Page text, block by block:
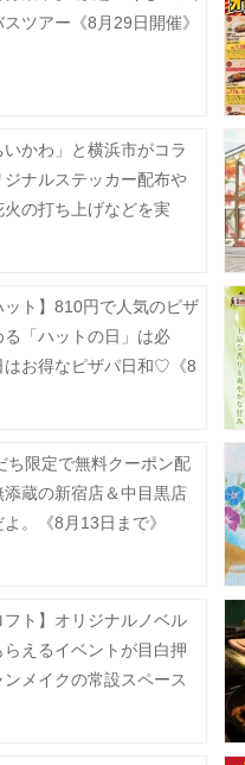
ツアー《8月29日開催》
いかわ」と横浜市がコラ
ジナルステッカー配布や
火の打ち上げなどを実
ット】810円で人気のピザ
る「ハットの日」は必
はお得なピザパ日和♡《8
ち限定で無料クーポン配
添蔵の新宿店＆中目黒店
。《8月13日まで》
フト】オリジナルノベル
らえるイベントが目白押
ンメイクの常設スペース